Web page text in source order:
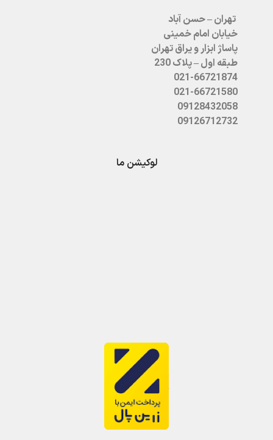
تهران – حسن آباد
خیابان امام خمینی
پاساژ ابزار و یراق تهران
طبقه اول – پلاک 230
021-66721874
021-66721580
09128432058
09126712732
لوکیشن ما